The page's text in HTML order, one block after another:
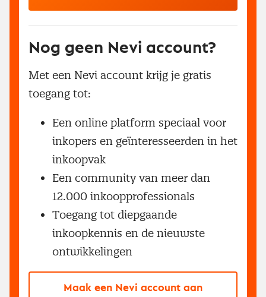
Nog geen Nevi account?
Met een Nevi account krijg je gratis
toegang tot:
Een online platform speciaal voor
inkopers en geïnteresseerden in het
inkoopvak
Een community van meer dan
12.000 inkoopprofessionals
Toegang tot diepgaande
inkoopkennis en de nieuwste
ontwikkelingen
Maak een Nevi account aan